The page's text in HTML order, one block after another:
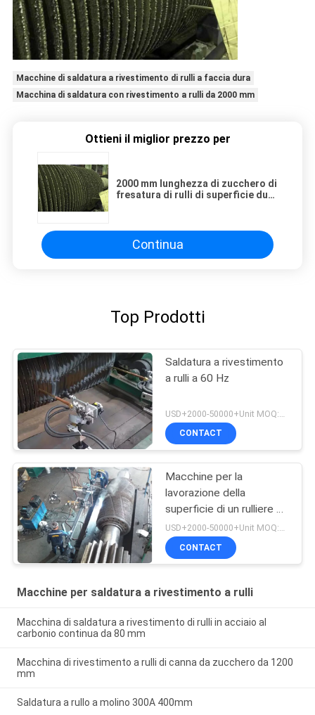
Macchine di saldatura a rivestimento di rulli a faccia dura
Macchina di saldatura con rivestimento a rulli da 2000 mm
Ottieni il miglior prezzo per
2000 mm lunghezza di zucchero di
fresatura di rulli di superficie dura
Continua
Top Prodotti
Saldatura a rivestimento
a rulli a 60 Hz
CONTACT
Macchine per la
lavorazione della
superficie di un rulliere di
zucchero
USD+2000-50000+Unit MOQ:1 unità
CONTACT
Macchine per saldatura a rivestimento a rulli
Macchina di saldatura a rivestimento di rulli in acciaio al
carbonio continua da 80 mm
Macchina di rivestimento a rulli di canna da zucchero da 1200
mm
Saldatura a rullo a molino 300A 400mm